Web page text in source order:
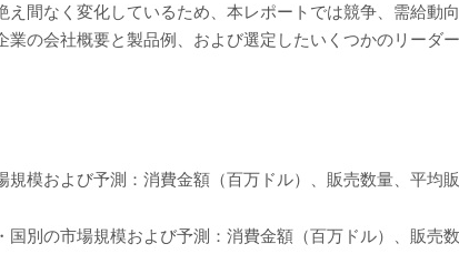
間なく変化しているため、本レポートでは競争、需給動
の会社概要と製品例、および選定したいくつかのリーダ
規模および予測：消費金額（百万ドル）、販売数量、平均
国別の市場規模および予測：消費金額（百万ドル）、販売